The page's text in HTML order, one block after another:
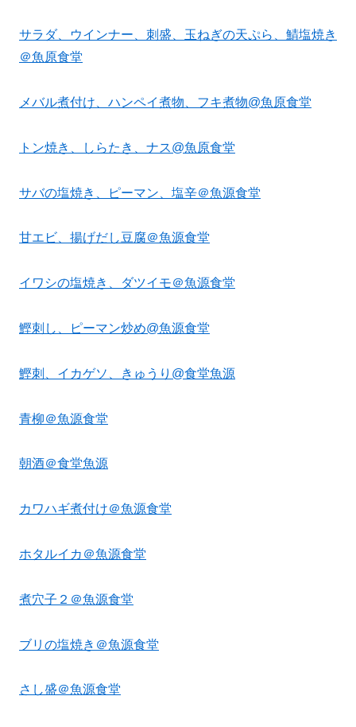
サラダ、ウインナー、刺盛、玉ねぎの天ぷら、鯖塩焼き
＠魚原食堂
メバル煮付け、ハンペイ煮物、フキ煮物@魚原食堂
トン焼き、しらたき、ナス@魚原食堂
サバの塩焼き、ピーマン、塩辛＠魚源食堂
甘エビ、揚げだし豆腐＠魚源食堂
イワシの塩焼き、ダツイモ＠魚源食堂
鰹刺し、ピーマン炒め@魚源食堂
鰹刺、イカゲソ、きゅうり@食堂魚源
青柳＠魚源食堂
朝酒＠食堂魚源
カワハギ煮付け＠魚源食堂
ホタルイカ＠魚源食堂
煮穴子２＠魚源食堂
ブリの塩焼き＠魚源食堂
さし盛＠魚源食堂